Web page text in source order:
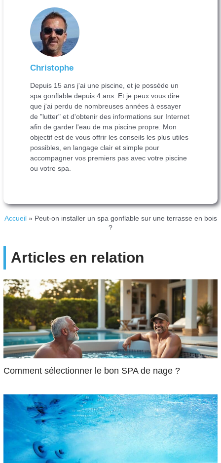
Christophe
Depuis 15 ans j'ai une piscine, et je possède un
spa gonflable depuis 4 ans. Et je peux vous dire
que j'ai perdu de nombreuses années à essayer
de "lutter" et d'obtenir des informations sur Internet
afin de garder l'eau de ma piscine propre. Mon
objectif est de vous offrir les conseils les plus utiles
possibles, en langage clair et simple pour
accompagner vos premiers pas avec votre piscine
ou votre spa.
Accueil » Peut-on installer un spa gonflable sur une terrasse en bois
?
Articles en relation
Comment sélectionner le bon SPA de nage ?